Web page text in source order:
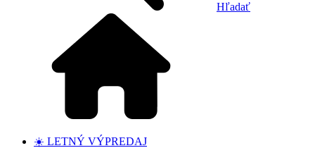
Hľadať
☀️ LETNÝ VÝPREDAJ